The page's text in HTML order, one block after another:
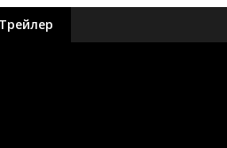
Трейлер